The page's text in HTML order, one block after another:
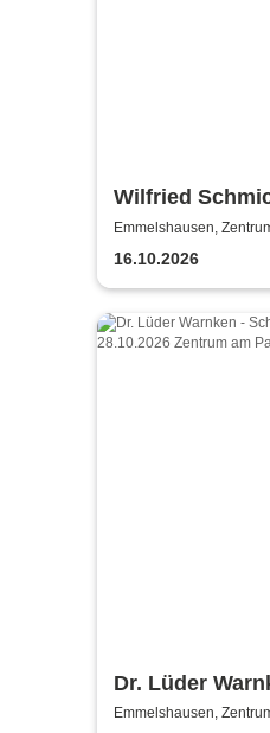
Wilfried
noch
Emmelshausen,
16.10.2026
Dr. Lüder
ein Notfall!
Emmelshausen,